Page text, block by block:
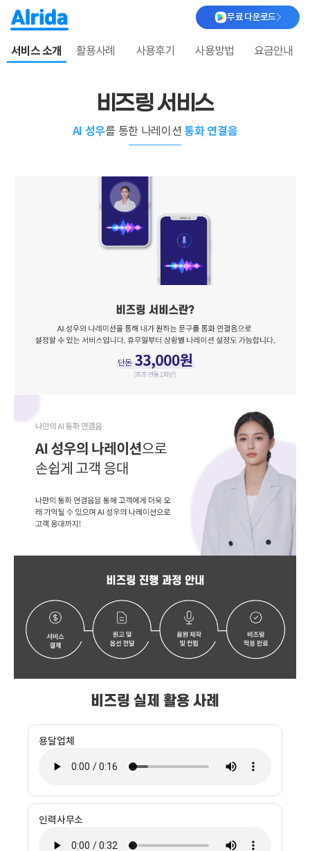
무료 다운로드
서비스 소개 활용사례 사용후기 사용방법 요금안내
비즈링 서비스
AI 성우를 통한 나레이션통화 연결음
비즈링 실제 활용 사례
용달업체
인력사무소